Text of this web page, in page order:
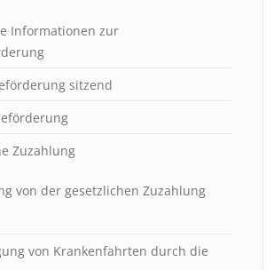
Informationen zur
sitzend
Zuzahlung
von der gesetzlichen Zuzahlung
von Krankenfahrten durch die